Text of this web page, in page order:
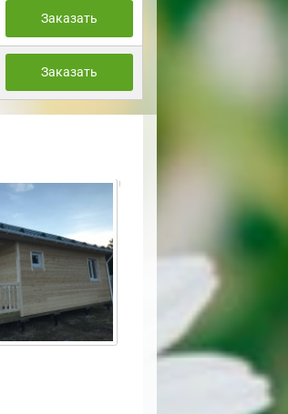
Заказать
Заказать